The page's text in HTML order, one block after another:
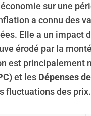
sur une
a connu des
Elle a un impact
érodé par la
est principalement
et les Dépenses
fluctuations des prix.